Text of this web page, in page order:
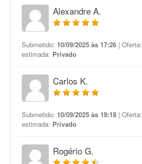
Alexandre A.
Submetido: 10/09/2025 às 17:26 | Oferta:
estimada: Privado
Carlos K.
Submetido: 10/09/2025 às 19:18 | Oferta:
estimada: Privado
Rogério G.